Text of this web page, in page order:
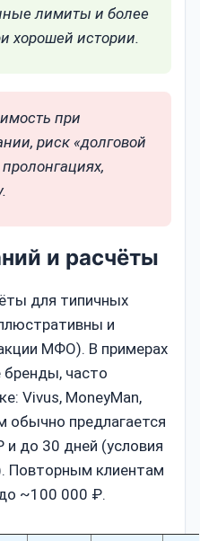
лимиты и более
хорошей истории.
при
риск «долговой
и расчёты
для типичных
и
МФО). В примерах
бренды, часто
Vivus, MoneyMan,
обычно предлагается
до 30 дней (условия
Повторным клиентам
~100 000 ₽.